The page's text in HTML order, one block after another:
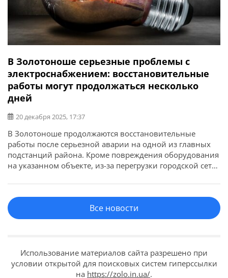
В Золотоноше серьезные проблемы с
электроснабжением: восстановительные
работы могут продолжаться несколько
дней
20 декабря 2025, 17:37
В Золотоноше продолжаются восстановительные
работы после серьезной аварии на одной из главных
подстанций района. Кроме повреждения оборудования
на указанном объекте, из-за перегрузки городской сети
в разных кварталах Золотоноши. Об этом сообщил
заместитель городского головы Золотоношского
городского совета Александр Флоренко. В связи с этим
энергетикам РЭС пришлось перебросить […]
Все новости
Использование материалов сайта разрешено при
условии открытой для поисковых систем гиперссылки
на https://zolo.in.ua/.